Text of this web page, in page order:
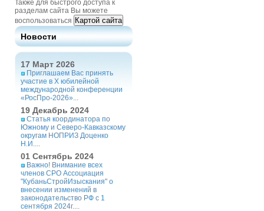
Также для быстрого доступа к
разделам сайта Вы можете
воспользоваться Картой сайта
Новости
17 Март 2026
Приглашаем Вас принять
участие в X юбилейной
международной конференции
«РосПро-2026»...
19 Декабрь 2024
Статья координатора по
Южному и Северо-Кавказскому
округам НОПРИЗ Доценко
Н.И....
01 Сентябрь 2024
Важно! Внимание всех
членов СРО Ассоциация
"КубаньСтройИзыскания" о
внесении изменений в
законодательство РФ с 1
сентября 2024г....